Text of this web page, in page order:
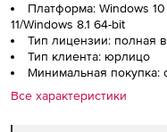
Платформа: Windows
11/Windows 8.1 64-bit
Тип лицензии: полная
Тип клиента: юрлицо
Минимальная покупка:
Все характеристики